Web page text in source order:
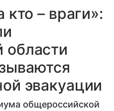
кто – враги»:
области
эвакуации
общероссийской